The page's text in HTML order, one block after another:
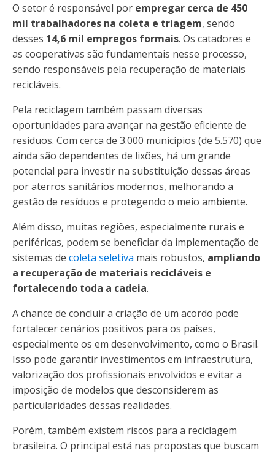
O setor é responsável por empregar cerca de 450
mil trabalhadores na coleta e triagem, sendo
desses 14,6 mil empregos formais. Os catadores e
as cooperativas são fundamentais nesse processo,
sendo responsáveis pela recuperação de materiais
recicláveis.
Pela reciclagem também passam diversas
oportunidades para avançar na gestão eficiente de
resíduos. Com cerca de 3.000 municípios (de 5.570) que
ainda são dependentes de lixões, há um grande
potencial para investir na substituição dessas áreas
por aterros sanitários modernos, melhorando a
gestão de resíduos e protegendo o meio ambiente.
Além disso, muitas regiões, especialmente rurais e
periféricas, podem se beneficiar da implementação de
sistemas de coleta seletiva mais robustos, ampliando
a recuperação de materiais recicláveis e
fortalecendo toda a cadeia.
A chance de concluir a criação de um acordo pode
fortalecer cenários positivos para os países,
especialmente os em desenvolvimento, como o Brasil.
Isso pode garantir investimentos em infraestrutura,
valorização dos profissionais envolvidos e evitar a
imposição de modelos que desconsiderem as
particularidades dessas realidades.
Porém, também existem riscos para a reciclagem
brasileira. O principal está nas propostas que buscam